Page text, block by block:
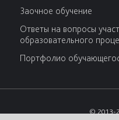
Заочное обучение
Ответы на вопросы
образовательного
Портфолио
© 2013-